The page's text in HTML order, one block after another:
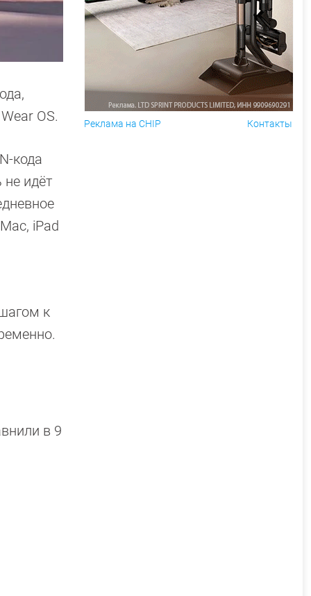
OS.
кода
не идёт
iPad
к
в 9
Реклама на CHIP Контакты